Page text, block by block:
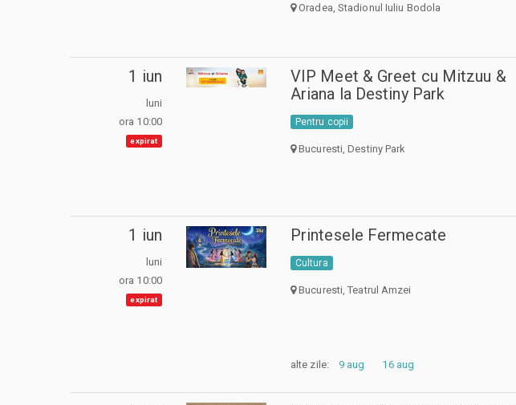
Oradea, Stadionul Iuliu Bodola
1 iun
luni
ora 10:00
expirat
VIP Meet & Greet cu Mitzuu &
Ariana la Destiny Park
Pentru copii
Bucuresti, Destiny Park
1 iun
luni
ora 10:00
expirat
Printesele Fermecate
Cultura
Bucuresti, Teatrul Amzei
alte zile: 9 aug 16 aug